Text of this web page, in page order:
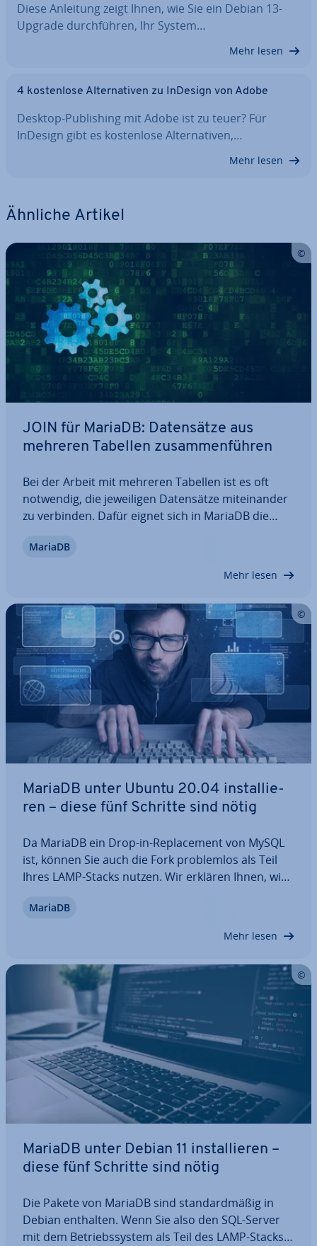
Diese Anleitung zeigt Ihnen, wie Sie ein Debian 13-
Upgrade durch­füh­ren, Ihr System…
Mehr lesen
4 kos­ten­lo­se Al­ter­na­ti­ven zu InDesign von Adobe
Desktop-Pu­bli­shing mit Adobe ist zu teuer? Für
InDesign gibt es kos­ten­lo­se Al­ter­na­ti­ven,…
Mehr lesen
Ähnliche Artikel
JOIN für MariaDB: Da­ten­sät­ze aus
mehreren Tabellen zu­sam­men­füh­ren
Bei der Arbeit mit mehreren Tabellen ist es oft
notwendig, die je­wei­li­gen Da­ten­sät­ze mit­ein­an­der
zu verbinden. Dafür eignet sich in MariaDB die
wie sich die un­ter­schied­li­chen Varianten INNER
MariaDB
Mehr lesen
MariaDB unter Ubuntu 20.04 in­stal­lie­
ren – diese fünf Schritte sind nötig
Da MariaDB ein Drop-in-Re­pla­ce­ment von MySQL
ist, können Sie auch die Fork pro­blem­los als Teil
Ihres LAMP-Stacks nutzen. Wir erklären Ihnen, wie
welche Kon­fi­gu­ra­tio­nen und Si­cher­heits­maß­nah­
MariaDB
Mehr lesen
MariaDB unter Debian 11 in­stal­lie­ren –
diese fünf Schritte sind nötig
Die Pakete von MariaDB sind stan­dard­mä­ßig in
Debian enthalten. Wenn Sie also den SQL-Server
mit dem Be­triebs­sys­tem als Teil des LAMP-Stacks